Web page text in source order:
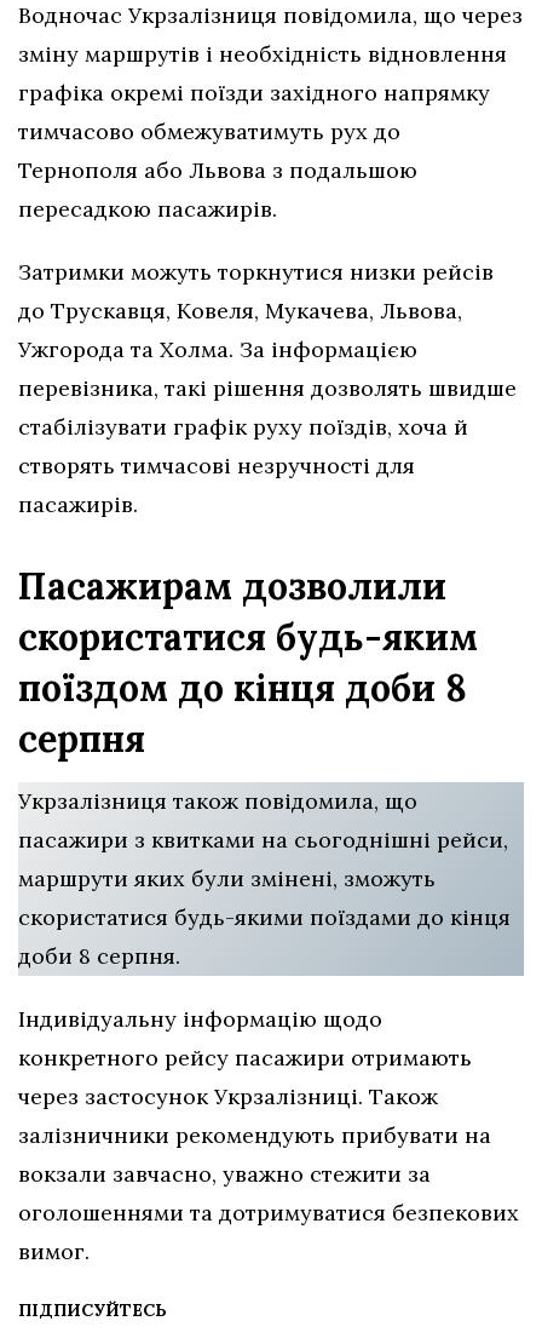
Водночас Укрзалізниця повідомила, що через
зміну маршрутів і необхідність відновлення
графіка окремі поїзди західного напрямку
тимчасово обмежуватимуть рух до
Тернополя або Львова з подальшою
пересадкою пасажирів.
Затримки можуть торкнутися низки рейсів
до Трускавця, Ковеля, Мукачева, Львова,
Ужгорода та Холма. За інформацією
перевізника, такі рішення дозволять швидше
стабілізувати графік руху поїздів, хоча й
створять тимчасові незручності для
пасажирів.
Пасажирам дозволили
скористатися будь-яким
поїздом до кінця доби 8
серпня
Укрзалізниця також повідомила, що
пасажири з квитками на сьогоднішні рейси,
маршрути яких були змінені, зможуть
скористатися будь-якими поїздами до кінця
доби 8 серпня.
Індивідуальну інформацію щодо
конкретного рейсу пасажири отримають
через застосунок Укрзалізниці. Також
залізничники рекомендують прибувати на
вокзали завчасно, уважно стежити за
оголошеннями та дотримуватися безпекових
вимог.
ПІДПИСУЙТЕСЬ